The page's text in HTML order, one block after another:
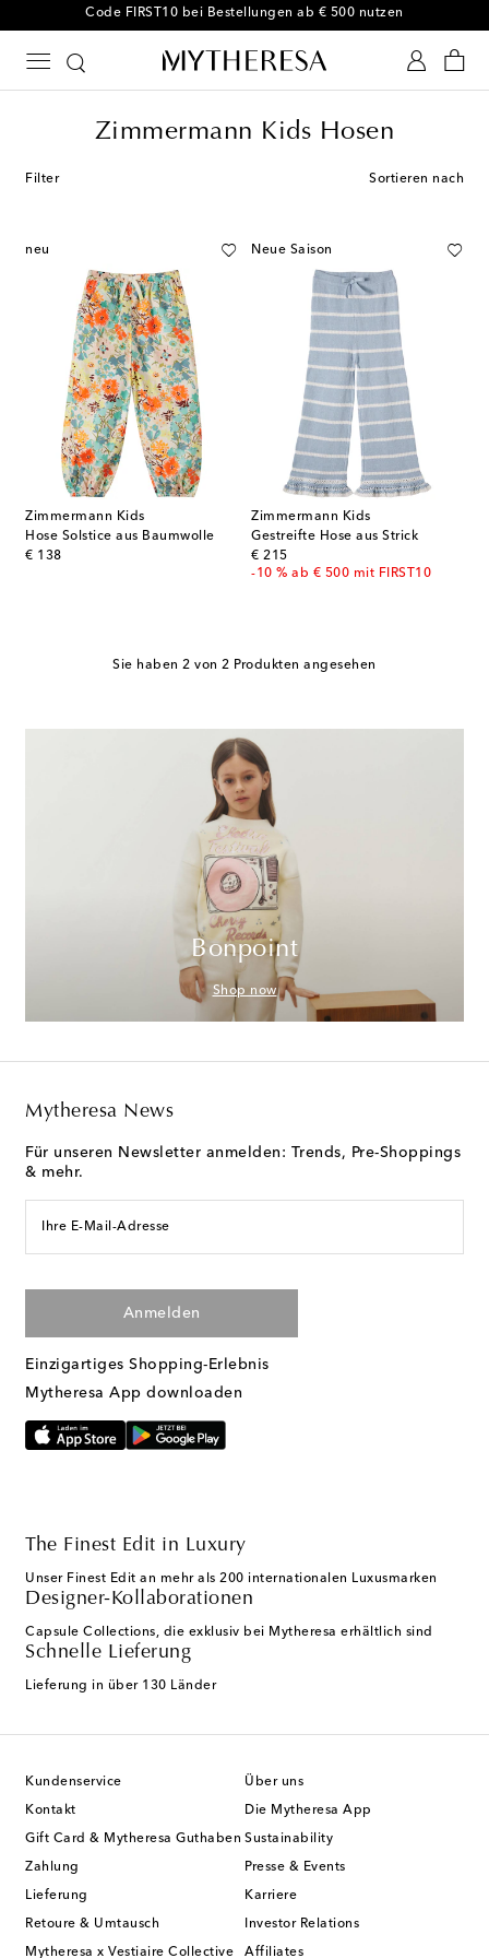
Code FIRST10 bei Bestellungen ab € 500 nutzen
Zimmermann Kids Hosen
Filter Sortieren nach
neu
Zimmermann Kids
Hose Solstice aus Baumwolle
€ 138
original price
Neue Saison
Zimmermann Kids
Gestreifte Hose aus Strick
€ 215
original price
-10 % ab € 500 mit FIRST10
Sie haben 2 von 2 Produkten angesehen
Bonpoint
Shop now
Mytheresa News
Für unseren Newsletter anmelden: Trends, Pre-Shoppings
& mehr.
Ihre E-Mail-Adresse
Anmelden
Einzigartiges Shopping-Erlebnis
Mytheresa App downloaden
The Finest Edit in Luxury
Unser Finest Edit an mehr als 200 internationalen Luxusmarken
Designer-Kollaborationen
Capsule Collections, die exklusiv bei Mytheresa erhältlich sind
Schnelle Lieferung
Lieferung in über 130 Länder
Kundenservice
Kontakt
Gift Card & Mytheresa Guthaben
Zahlung
Lieferung
Retoure & Umtausch
Mytheresa x Vestiaire Collective
Über uns
Die Mytheresa App
Sustainability
Presse & Events
Karriere
Investor Relations
Affiliates